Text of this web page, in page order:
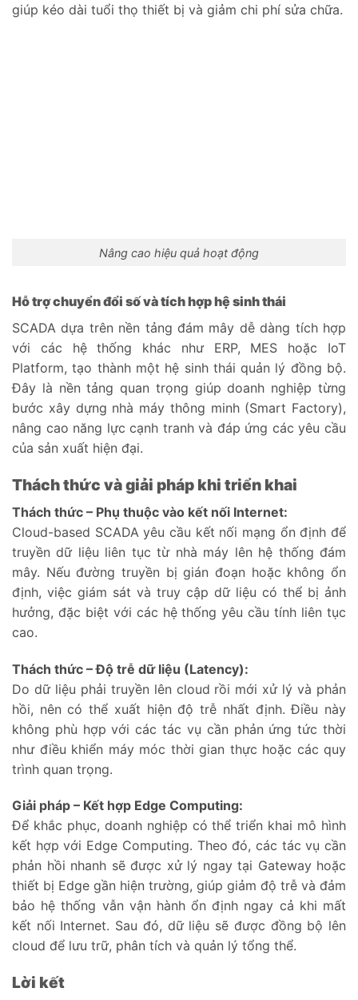
giúp kéo dài tuổi thọ thiết bị và giảm chi phí sửa chữa.
Nâng cao hiệu quả hoạt động
Hỗ trợ chuyển đổi số và tích hợp hệ sinh thái
SCADA dựa trên nền tảng đám mây dễ dàng tích hợp
với các hệ thống khác như ERP, MES hoặc IoT
Platform, tạo thành một hệ sinh thái quản lý đồng bộ.
Đây là nền tảng quan trọng giúp doanh nghiệp từng
bước xây dựng nhà máy thông minh (Smart Factory),
nâng cao năng lực cạnh tranh và đáp ứng các yêu cầu
của sản xuất hiện đại.
Thách thức và giải pháp khi triển khai
Thách thức – Phụ thuộc vào kết nối Internet:
Cloud-based SCADA yêu cầu kết nối mạng ổn định để
truyền dữ liệu liên tục từ nhà máy lên hệ thống đám
mây. Nếu đường truyền bị gián đoạn hoặc không ổn
định, việc giám sát và truy cập dữ liệu có thể bị ảnh
hưởng, đặc biệt với các hệ thống yêu cầu tính liên tục
cao.
Thách thức – Độ trễ dữ liệu (Latency):
Do dữ liệu phải truyền lên cloud rồi mới xử lý và phản
hồi, nên có thể xuất hiện độ trễ nhất định. Điều này
không phù hợp với các tác vụ cần phản ứng tức thời
như điều khiển máy móc thời gian thực hoặc các quy
trình quan trọng.
Giải pháp – Kết hợp Edge Computing:
Để khắc phục, doanh nghiệp có thể triển khai mô hình
kết hợp với Edge Computing. Theo đó, các tác vụ cần
phản hồi nhanh sẽ được xử lý ngay tại Gateway hoặc
thiết bị Edge gần hiện trường, giúp giảm độ trễ và đảm
bảo hệ thống vẫn vận hành ổn định ngay cả khi mất
kết nối Internet. Sau đó, dữ liệu sẽ được đồng bộ lên
cloud để lưu trữ, phân tích và quản lý tổng thể.
Lời kết